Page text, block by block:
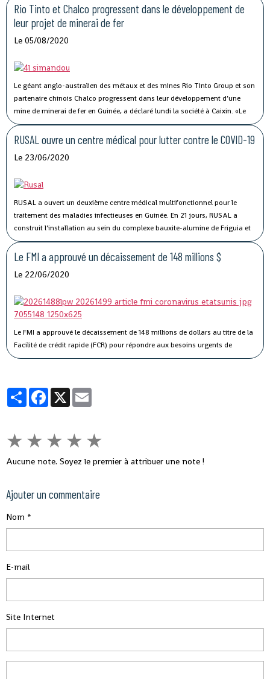
Afrique.
Rio Tinto et Chalco progressent dans le développement de
leur projet de minerai de fer
Le 05/08/2020
Le géant anglo-australien des métaux et des mines Rio Tinto Group et son
partenaire chinois Chalco progressent dans leur développement d’une
mine de minerai de fer en Guinée, a déclaré lundi la société à Caixin. «Le
projet de minerai de fer de Simandou (blocs 3 et 4) en Guinée progresse
alors que nous collaborons avec nos partenaires pour optimiser le projet»,
RUSAL ouvre un centre médical pour lutter contre le COVID-19
Le 23/06/2020
RUSAL a ouvert un deuxième centre médical multifonctionnel pour le
traitement des maladies infectieuses en Guinée. En 21 jours, RUSAL a
construit l’installation au sein du complexe bauxite-alumine de Friguia et
se prépare à accueillir des patients atteints de COVID-19.
Le FMI a approuvé un décaissement de 148 millions $
Le 22/06/2020
Le FMI a approuvé le décaissement de 148 millions de dollars au titre de la
Facilité de crédit rapide (FCR) pour répondre aux besoins urgents de
balance des paiements et de financement budgétaire résultant de la
PartagerFacebook
X
★ ★ ★ ★ ★
Aucune note. Soyez le premier à attribuer une note !
Ajouter un commentaire
Nom
E-mail
Site Internet